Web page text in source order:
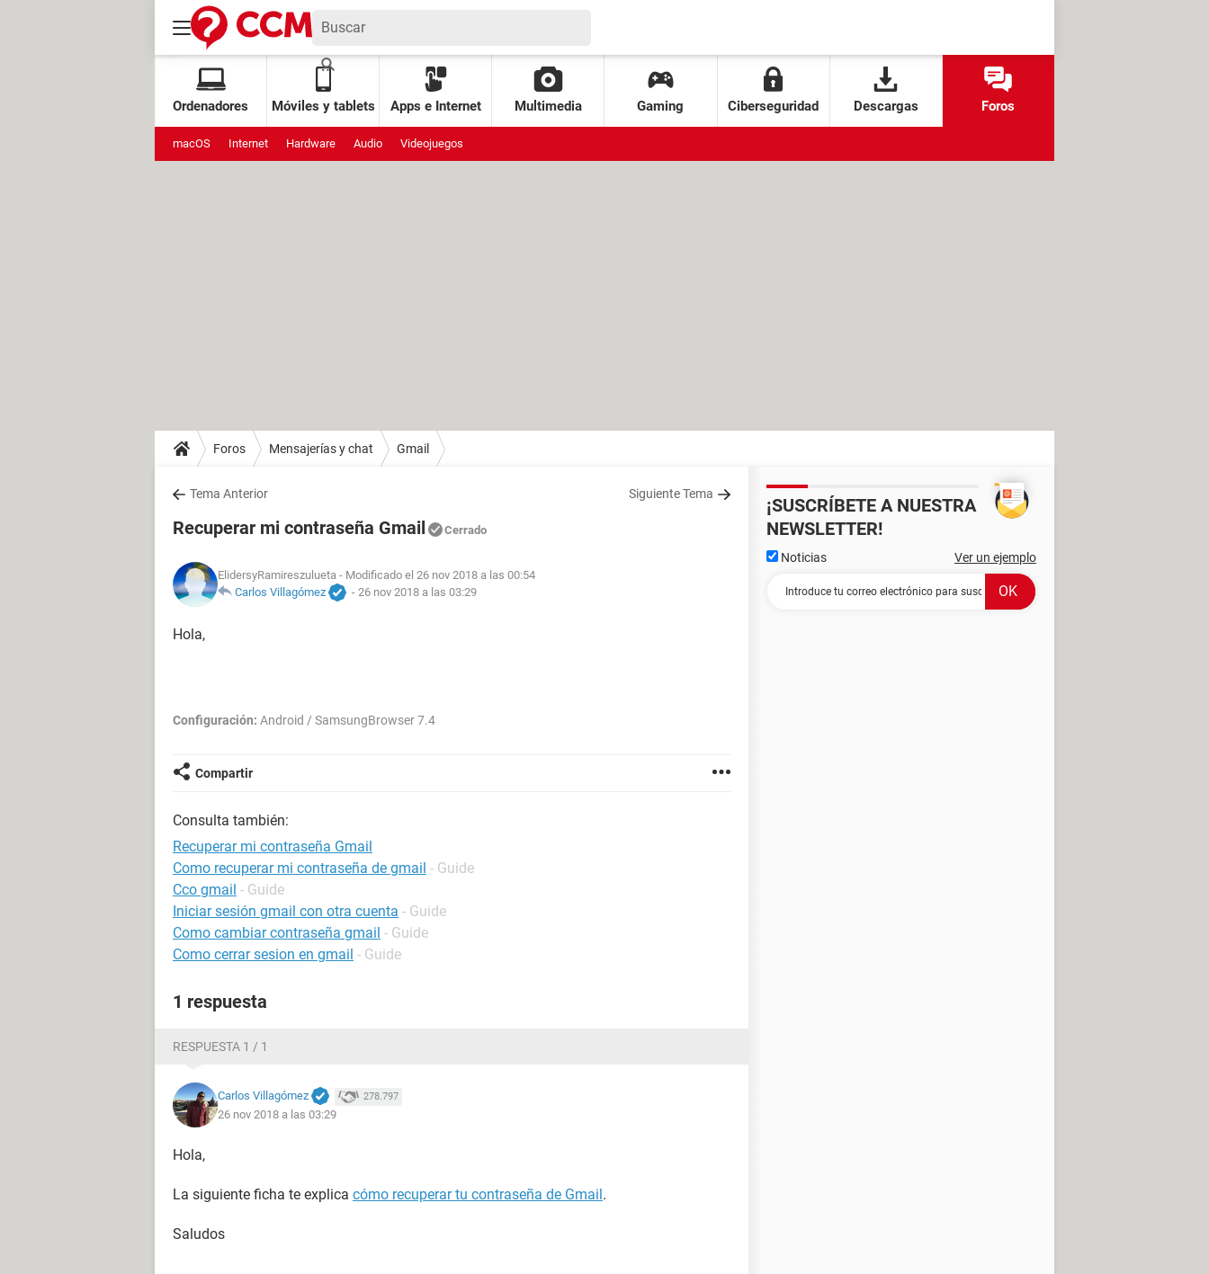
Ordenadores Móviles y tablets Apps e Internet Multimedia Gaming Ciberseguridad Descargas Foros
macOS Internet Hardware Audio Videojuegos
Foros Mensajerías y chat Gmail
Tema Anterior Siguiente Tema
Recuperar mi contraseña Gmail Cerrado
ElidersyRamireszulueta - Modificado el 26 nov 2018 a las 00:54
Carlos Villagómez
- 26 nov 2018 a las 03:29
Hola,
Configuración: Android / SamsungBrowser 7.4
Compartir
Consulta también:
Recuperar mi contraseña Gmail
Como recuperar mi contraseña de gmail - Guide
Cco gmail - Guide
Iniciar sesión gmail con otra cuenta - Guide
Como cambiar contraseña gmail - Guide
Como cerrar sesion en gmail - Guide
1 respuesta
RESPUESTA 1 / 1
Carlos Villagómez 278.797
26 nov 2018 a las 03:29
Hola,
La siguiente ficha te explica cómo recuperar tu contraseña de Gmail.
Saludos
¡SUSCRÍBETE A NUESTRA
NEWSLETTER!
Noticias Ver un ejemplo